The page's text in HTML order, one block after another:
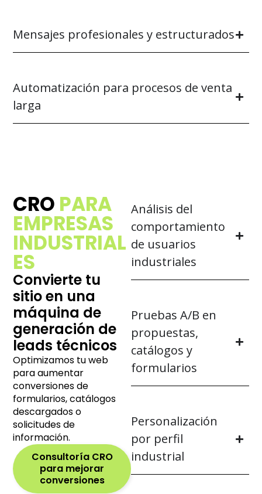
Mensajes profesionales y estructurados
Automatización para procesos de venta
larga
CRO PARA
EMPRESAS
INDUSTRIAL
ES
Convierte tu
sitio en una
máquina de
generación de
leads técnicos
Optimizamos tu web
para aumentar
conversiones de
formularios, catálogos
descargados o
solicitudes de
información.
Consultoría CRO
para mejorar
conversiones
Análisis del
comportamiento
de usuarios
industriales
Pruebas A/B en
propuestas,
catálogos y
formularios
Personalización
por perfil
industrial